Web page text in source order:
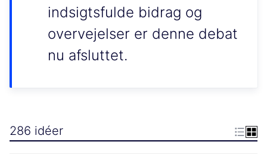
indsigtsfulde bidrag og
overvejelser er denne debat
nu afsluttet.
286 idéer